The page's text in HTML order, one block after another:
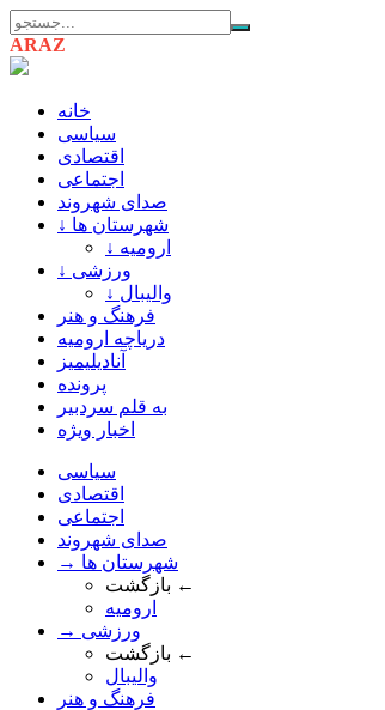
ARAZ
خانه
سیاسی
اقتصادی
اجتماعی
صدای شهروند
↓ شهرستان ها
↓ ارومیه
↓ ورزشی
↓ والیبال
فرهنگ و هنر
دریاچه ارومیه
آنادیلیمیز
پرونده
به قلم سردبیر
اخبار ویژه
سیاسی
اقتصادی
اجتماعی
صدای شهروند
→ شهرستان ها
بازگشت ←
ارومیه
→ ورزشی
بازگشت ←
والیبال
فرهنگ و هنر